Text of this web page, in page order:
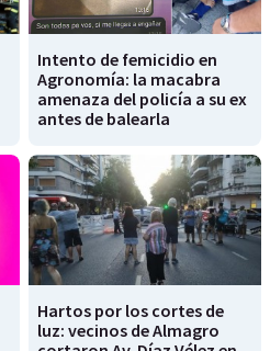
Intento de femicidio en
Agronomía: la macabra
amenaza del policía a su ex
antes de balearla
Hartos por los cortes de
luz: vecinos de Almagro